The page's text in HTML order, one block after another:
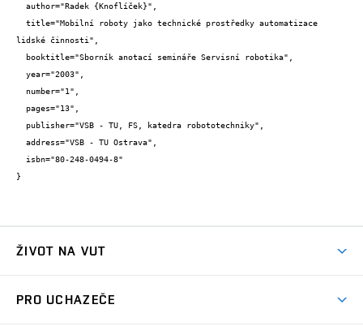
lidské činnosti",
}
ŽIVOT NA VUT
PRO UCHAZEČE